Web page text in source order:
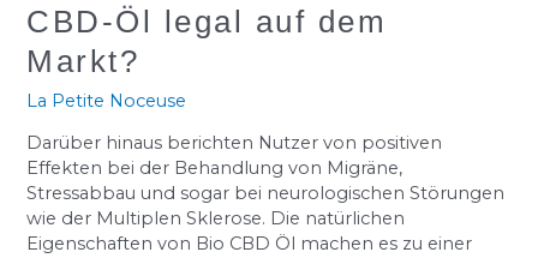
CBD-Öl legal auf dem
Markt?
La Petite Noceuse
Darüber hinaus berichten Nutzer von positiven
Effekten bei der Behandlung von Migräne,
Stressabbau und sogar bei neurologischen Störungen
wie der Multiplen Sklerose. Die natürlichen
Eigenschaften von Bio CBD Öl machen es zu einer
CBD-
Öl
legal
auf
Markt?